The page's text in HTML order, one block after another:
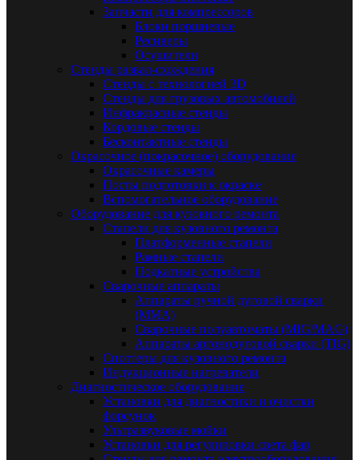
Запчасти для компрессоров
Блоки поршневые
Ресиверы
Осушители
Стенды развал-схождения
Стенды с технологией 3D
Стенды для грузовых автомобилей
Инфракрасные стенды
Кордовые стенды
Бесконтактные стенды
Окрасочное (покрасочное) оборудование
Окрасочные камеры
Посты подготовки к окраске
Вспомогательное оборудование
Оборудование для кузовного ремонта
Стапели для кузовного ремонта
Платформенные стапели
Рамные стапели
Подкатные устройства
Сварочные аппараты
Аппараты ручной дуговой сварки
(MMA)
Сварочные полуавтоматы (MIG/MAG)
Аппараты аргонодуговой сварки (TIG)
Споттеры для кузовного ремонта
Индукционные нагреватели
Диагностическое оборудование
Установки для диагностики и очистки
форсунок
Ультразвуковые мойки
Установки для регулировки света фар